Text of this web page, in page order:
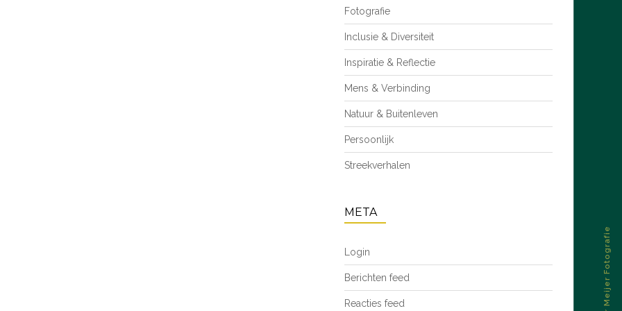
Fotografie
Inclusie & Diversiteit
Inspiratie & Reflectie
Mens & Verbinding
Natuur & Buitenleven
Persoonlijk
Streekverhalen
META
Login
Berichten feed
Reacties feed